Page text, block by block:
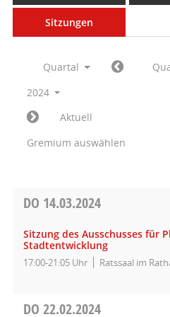
Sitzungen
Quartal
2024
Aktuell
Gremium auswählen
DO 14.03.2024
Sitzung des Ausschusses für
Stadtentwicklung
17:00-21:05 Uhr Ratssaal im
DO 22.02.2024